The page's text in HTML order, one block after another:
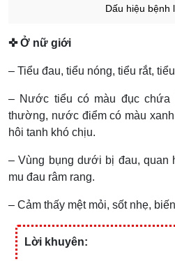
Dấu hiệu bệnh
✜ Ở nữ giới
– Tiểu đau, tiểu nóng, tiểu rắt,
– Nước tiểu có màu đục chứa
thường, nước điểm có màu
hôi tanh khó chịu.
– Vùng bụng dưới bị đau, quan
mu đau râm rang.
– Cảm thấy mệt mỏi, sốt nhẹ,
Lời khuyên: